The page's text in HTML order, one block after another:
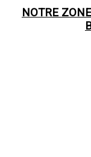
NOTRE